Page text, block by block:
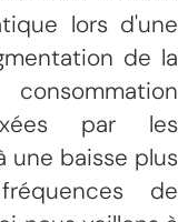
lors d'une
de la
par les
une baisse plus
de